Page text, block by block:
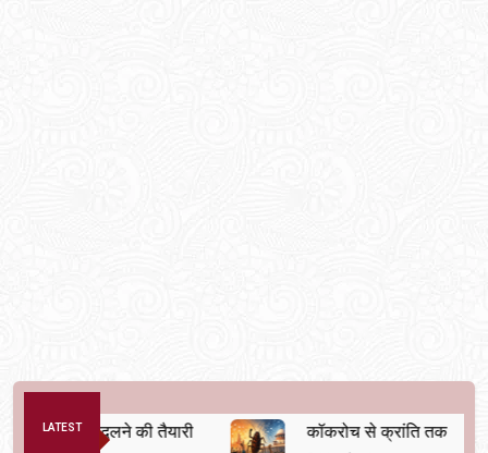
LATEST
बदलने की तैयारी कॉकरोच से क्रांति तक